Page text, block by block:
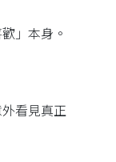
」本身。
看見真正